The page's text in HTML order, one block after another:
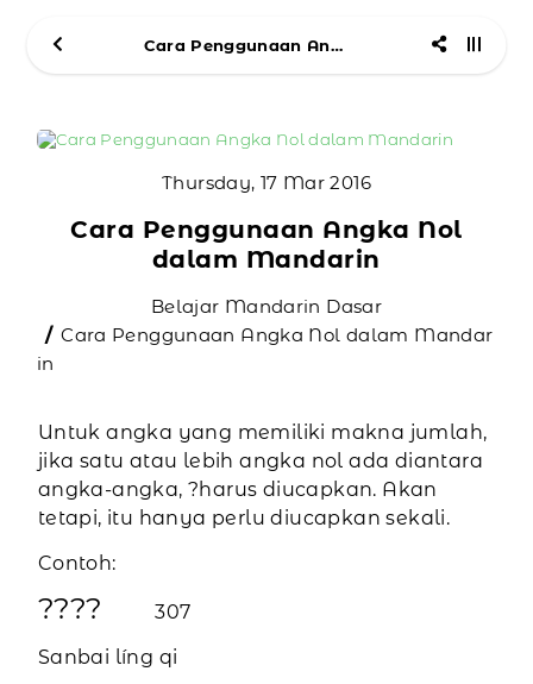
Cara Penggunaan Angka Nol dalam Mandarin
Thursday, 17 Mar 2016
Cara Penggunaan Angka Nol
dalam Mandarin
Belajar Mandarin Dasar
Cara Penggunaan Angka Nol dalam Mandar
in
Untuk angka yang memiliki makna jumlah,
jika satu atau lebih angka nol ada diantara
angka-angka, ?harus diucapkan. Akan
tetapi, itu hanya perlu diucapkan sekali.
Contoh:
????
307
Sanbai líng qi